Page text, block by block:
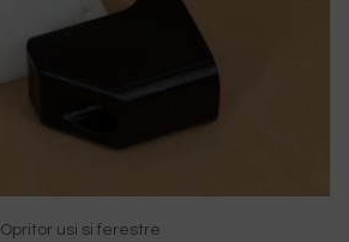
Opritor usi si ferestre